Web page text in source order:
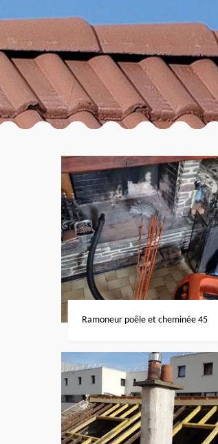
Ramoneur poêle et cheminée 45